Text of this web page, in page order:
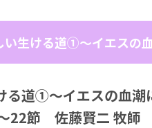
生ける道①〜イエスの
道①〜イエスの血潮
22節 佐藤賢二 牧師